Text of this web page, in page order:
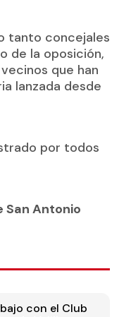
tanto concejales
de la oposición,
que han
lanzada desde
por todos
San Antonio
con el Club